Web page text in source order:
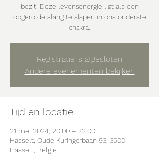
bezit. Deze levensenergie ligt als een
opgerolde slang te slapen in ons onderste
chakra.
Registratie is afgesloten
Andere evenementen bekijken
Tijd en locatie
21 mei 2024, 20:00 – 22:00
Hasselt, Oude Kuringerbaan 93, 3500
Hasselt, België